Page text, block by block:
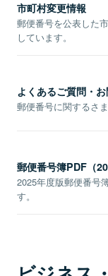
市町村変更情報
郵便番号を公表した
しています。
よくあるご質問・
郵便番号に関するさ
郵便番号簿PDF（
2025年度版郵便番号
す。